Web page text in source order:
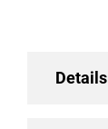
Details